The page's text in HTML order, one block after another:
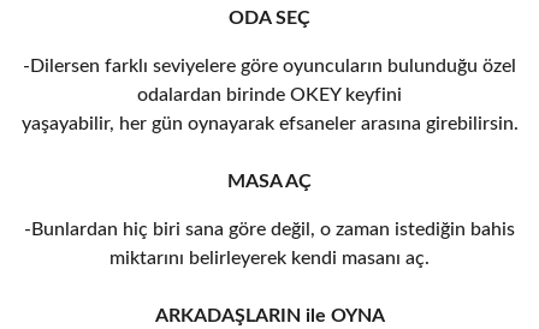
ODA SEÇ
-Dilersen farklı seviyelere göre oyuncuların bulunduğu özel
odalardan birinde OKEY keyfini
yaşayabilir, her gün oynayarak efsaneler arasına girebilirsin.
MASA AÇ
-Bunlardan hiç biri sana göre değil, o zaman istediğin bahis
miktarını belirleyerek kendi masanı aç.
ARKADAŞLARIN ile OYNA